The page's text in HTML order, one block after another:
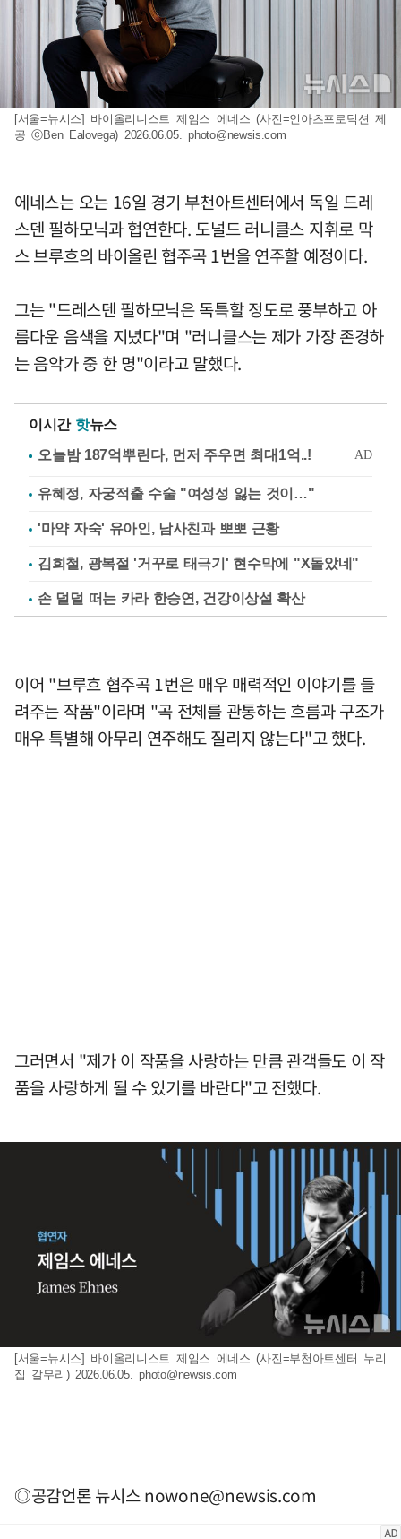
[서울=뉴시스] 바이올리니스트 제임스 에네스 (사진=인아츠프로덕션 제
공 ⓒBen Ealovega) 2026.06.05.photo@newsis.com
에네스는 오는 16일 경기 부천아트센터에서 독일 드레
스덴 필하모닉과 협연한다. 도널드 러니클스 지휘로 막
스 브루흐의 바이올린 협주곡 1번을 연주할 예정이다.
그는 "드레스덴 필하모닉은 독특할 정도로 풍부하고 아
름다운 음색을 지녔다"며 "러니클스는 제가 가장 존경하
는 음악가 중 한 명"이라고 말했다.
이시간 핫뉴스
유혜정, 자궁적출 수술 "여성성 잃는 것이…"
'마약 자숙' 유아인, 남사친과 뽀뽀 근황
김희철, 광복절 '거꾸로 태극기' 현수막에 "X돌았네"
손 덜덜 떠는 카라 한승연, 건강이상설 확산
이어 "브루흐 협주곡 1번은 매우 매력적인 이야기를 들
려주는 작품"이라며 "곡 전체를 관통하는 흐름과 구조가
매우 특별해 아무리 연주해도 질리지 않는다"고 했다.
그러면서 "제가 이 작품을 사랑하는 만큼 관객들도 이 작
품을 사랑하게 될 수 있기를 바란다"고 전했다.
[서울=뉴시스] 바이올리니스트 제임스 에네스 (사진=부천아트센터 누리
집 갈무리) 2026.06.05.photo@newsis.com
◎공감언론 뉴시스nowone@newsis.com